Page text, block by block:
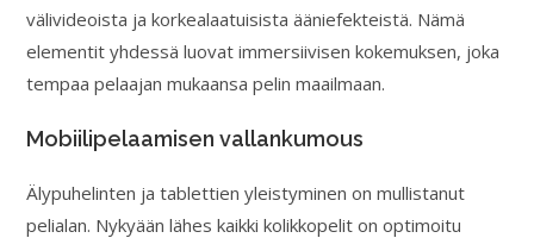
välivideoista ja korkealaatuisista ääniefekteistä. Nämä
elementit yhdessä luovat immersiivisen kokemuksen, joka
tempaa pelaajan mukaansa pelin maailmaan.
Mobiilipelaamisen vallankumous
Älypuhelinten ja tablettien yleistyminen on mullistanut
pelialan. Nykyään lähes kaikki kolikkopelit on optimoitu